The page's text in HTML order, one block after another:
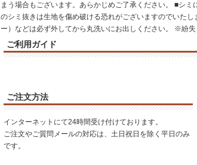
まう場合もございます。あらかじめご了承ください。 ■シ
のシミ抜きは生地を傷め破ける恐れがございますのでいた
ー）などは必ず外してから丸洗いにお出しください。 ※紛
ご利用ガイド
ご注文方法
インターネットにて24時間受け付けております。
ご注文やご質問メールの対応は、土日祝日を除く平日のみ
です。